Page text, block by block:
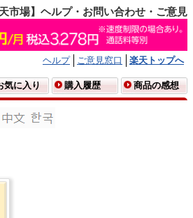
天市場】ヘルプ・お問い合わせ・ご意見
ヘルプ ご意見窓口
楽天トップへ
気に入り 購入履歴 商品の感想